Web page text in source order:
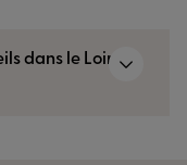
dans le Loiret